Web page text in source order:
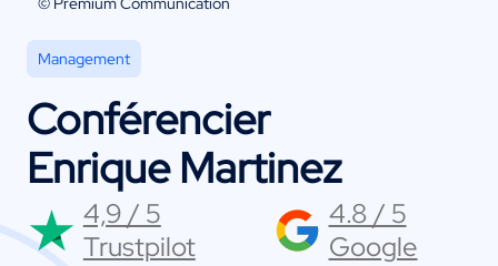
Management
Conférencier
Enrique Martinez
4,9 / 5
Trustpilot
4.8 / 5
Google